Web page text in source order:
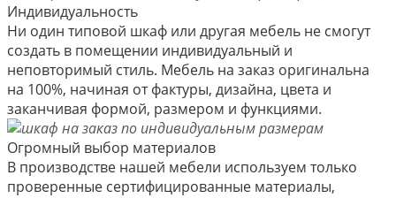
Индивидуальность
Ни один типовой шкаф или другая мебель не смогут
создать в помещении индивидуальный и
неповторимый стиль. Мебель на заказ оригинальна
на 100%, начиная от фактуры, дизайна, цвета и
заканчивая формой, размером и функциями.
Огромный выбор материалов
В производстве нашей мебели используем только
проверенные сертифицированные материалы,